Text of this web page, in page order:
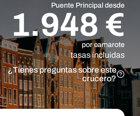
Puente Principal desde
1.948 €
por camarote
tasas incluidas
¿Tienes preguntas sobre este
crucero?